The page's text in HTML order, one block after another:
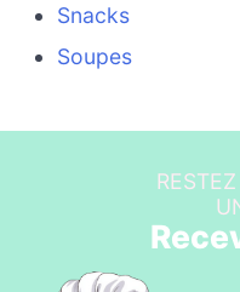
Snacks
Soupes